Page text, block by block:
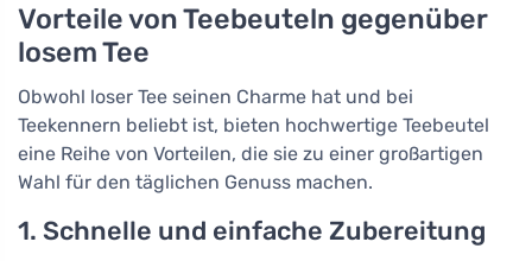
Vorteile von Teebeuteln gegenüber
losem Tee
Obwohl loser Tee seinen Charme hat und bei
Teekennern beliebt ist, bieten hochwertige Teebeutel
eine Reihe von Vorteilen, die sie zu einer großartigen
Wahl für den täglichen Genuss machen.
1. Schnelle und einfache Zubereitung